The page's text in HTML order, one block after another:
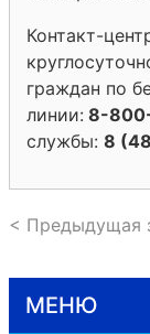
Контакт-
граждан по
линии: 8-
службы: 8
< Предыдущая
МЕНЮ